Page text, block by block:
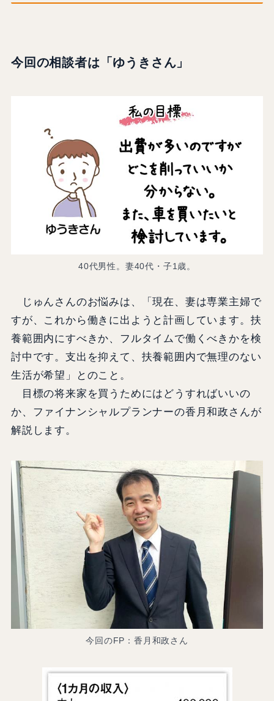
今回の相談者は「ゆうきさん」
40代男性。妻40代・子1歳。
じゅんさんのお悩みは、「現在、妻は専業主婦で
すが、これから働きに出ようと計画しています。扶
養範囲内にすべきか、フルタイムで働くべきかを検
討中です。支出を抑えて、扶養範囲内で無理のない
生活が希望」とのこと。
目標の将来家を買うためにはどうすればいいの
か、ファイナンシャルプランナーの香月和政さんが
解説します。
今回のFP：香月和政さん